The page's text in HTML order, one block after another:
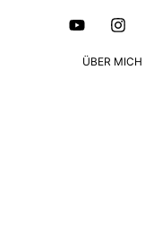
ÜBER MICH